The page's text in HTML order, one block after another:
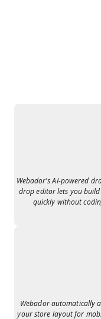
Webador’s AI-powered
drop editor lets you build
quickly without
Webador automatically
your store layout for